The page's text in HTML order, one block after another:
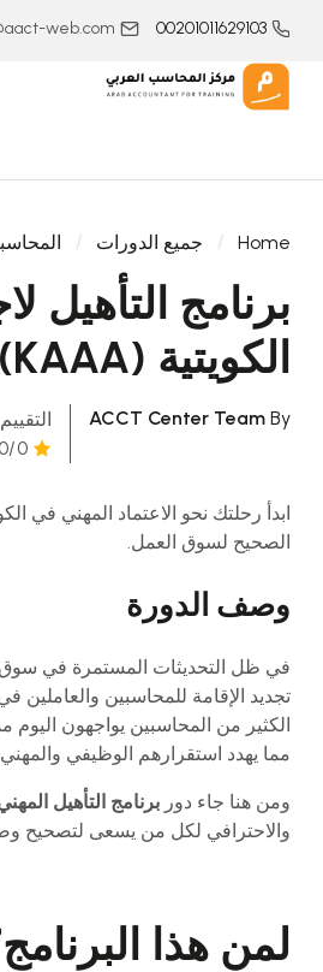
00201011629103
web.com
Home جميع الدورات
برنامج التأهيل
الكويتية (KAAA)
By
ACCT Center Team
التقييم
0
/0 ratings
ابدأ رحلتك نحو الاعتماد المهني في
الصحيح لسوق العمل.
وصف الدورة
في ظل التحديثات المستمرة في سوق
تجديد الإقامة للمحاسبين والعاملين
الكثير من المحاسبين يواجهون اليوم
مما يهدد استقرارهم الوظيفي
ومن هنا جاء دور برنامج التأهيل
والاحترافي لكل من يسعى لتصحيح
لمن هذا